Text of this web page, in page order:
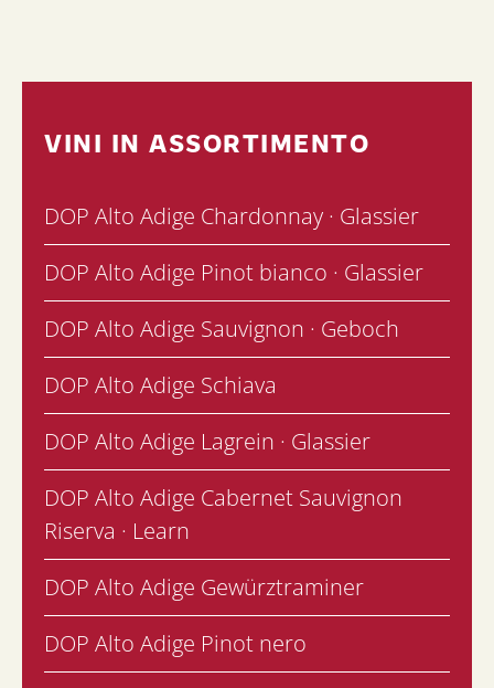
VINI IN ASSORTIMENTO
DOP Alto Adige Chardonnay · Glassier
DOP Alto Adige Pinot bianco · Glassier
DOP Alto Adige Sauvignon · Geboch
DOP Alto Adige Schiava
DOP Alto Adige Lagrein · Glassier
DOP Alto Adige Cabernet Sauvignon
Riserva · Learn
DOP Alto Adige Gewürztraminer
DOP Alto Adige Pinot nero